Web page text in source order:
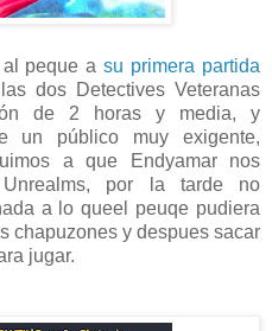
al peque asu primera partida
dos Detectives Veteranas
de 2 horas y media, y
un público muy exigente,
a que Endyamar nos
por la tarde no
a lo queel peuqe pudiera
chapuzones y despues sacar
jugar.